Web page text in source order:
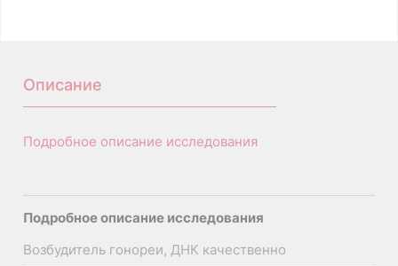
Описание
Подробное описание исследования
Подробное описание исследования
Возбудитель гонореи, ДНК качественно